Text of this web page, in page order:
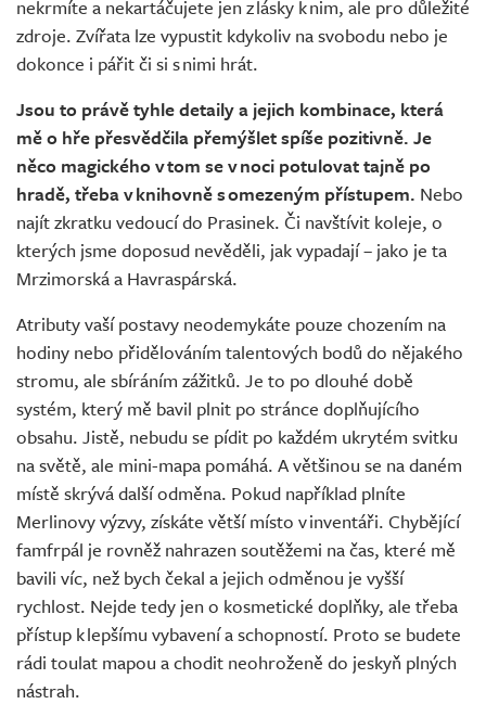
nekrmíte a nekartáčujete jen z lásky k nim, ale pro důležité
zdroje. Zvířata lze vypustit kdykoliv na svobodu nebo je
dokonce i pářit či si s nimi hrát.
Jsou to právě tyhle detaily a jejich kombinace, která
mě o hře přesvědčila přemýšlet spíše pozitivně. Je
něco magického v tom se v noci potulovat tajně po
hradě, třeba v knihovně s omezeným přístupem. Nebo
najít zkratku vedoucí do Prasinek. Či navštívit koleje, o
kterých jsme doposud nevěděli, jak vypadají – jako je ta
Mrzimorská a Havraspárská.
Atributy vaší postavy neodemykáte pouze chozením na
hodiny nebo přidělováním talentových bodů do nějakého
stromu, ale sbíráním zážitků. Je to po dlouhé době
systém, který mě bavil plnit po stránce doplňujícího
obsahu. Jistě, nebudu se pídit po každém ukrytém svitku
na světě, ale mini-mapa pomáhá. A většinou se na daném
místě skrývá další odměna. Pokud například plníte
Merlinovy výzvy, získáte větší místo v inventáři. Chybějící
famfrpál je rovněž nahrazen soutěžemi na čas, které mě
bavili víc, než bych čekal a jejich odměnou je vyšší
rychlost. Nejde tedy jen o kosmetické doplňky, ale třeba
přístup k lepšímu vybavení a schopností. Proto se budete
rádi toulat mapou a chodit neohroženě do jeskyň plných
nástrah.